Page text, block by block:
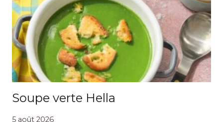
Soupe verte Hella
5 août 2026